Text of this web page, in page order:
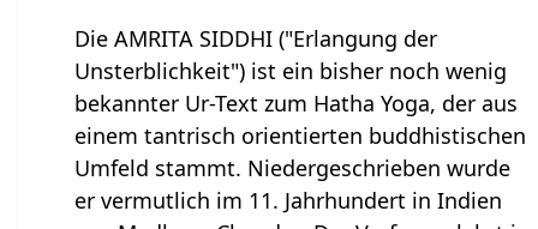
Die AMRITA SIDDHI ("Erlangung der
Unsterblichkeit") ist ein bisher noch wenig
bekannter Ur-Text zum Hatha Yoga, der aus
einem tantrisch orientierten buddhistischen
Umfeld stammt. Niedergeschrieben wurde
er vermutlich im 11. Jahrhundert in Indien